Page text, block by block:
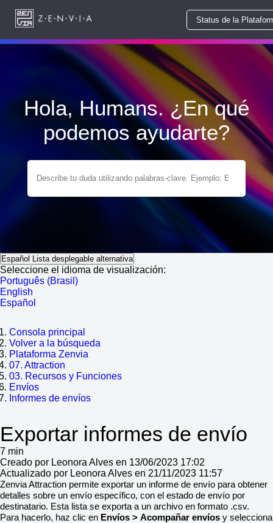
Status de la
Hola, Humans. ¿En qué
podemos ayudarte?
Español Lista desplegable alternativa
Seleccione el idioma de visualización:
Português (Brasil)
English
Español
Consola principal
Volver a la búsqueda
Plataforma Zenvia
07. Attraction
03. Recursos y Funciones
Envíos
Informes de envíos
Exportar informes de envío
7 min
Creado por Leonora Alves en 13/06/2023 17:02
Actualizado por Leonora Alves en 21/11/2023 11:57
Zenvia Attraction permite exportar un informe de envío para obtener
detalles sobre un envío específico, con el estado de envío por
destinatario. Esta lista se exporta a un archivo en formato .csv.
Para hacerlo, haz clic en Envíos > Acompañar envíos y selecciona